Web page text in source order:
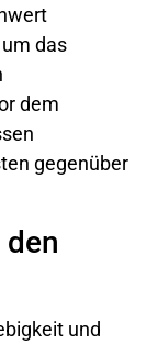
das
dem
gegenüber
und